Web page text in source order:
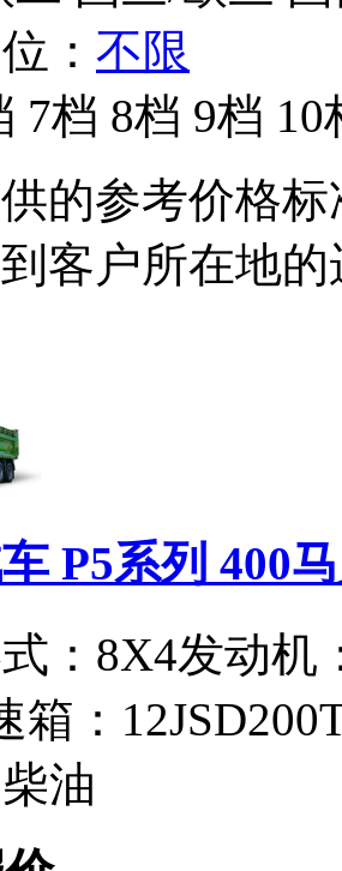
： 不限
7档 8档 9档 10
的参考价格
客户所在地
P5系列 400
： 8X4发动机
箱：
柴油